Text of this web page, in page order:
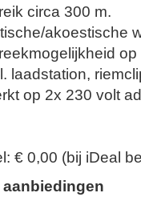
circa 300 m.
akoestische
laadstation,
op 2x 230 volt
€ 0,00 (bij iDeal